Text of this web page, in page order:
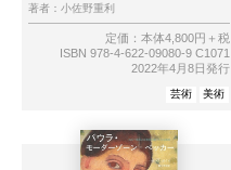
著者： 小佐野重利
定価：本体4,800円＋税
ISBN 978-4-622-09080-9 C1071
2022年4月8日発行
芸術 美術